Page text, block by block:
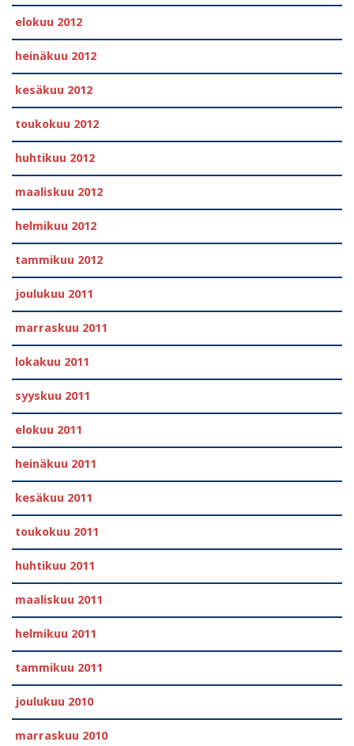
elokuu 2012
heinäkuu 2012
kesäkuu 2012
toukokuu 2012
huhtikuu 2012
maaliskuu 2012
helmikuu 2012
tammikuu 2012
joulukuu 2011
marraskuu 2011
lokakuu 2011
syyskuu 2011
elokuu 2011
heinäkuu 2011
kesäkuu 2011
toukokuu 2011
huhtikuu 2011
maaliskuu 2011
helmikuu 2011
tammikuu 2011
joulukuu 2010
marraskuu 2010